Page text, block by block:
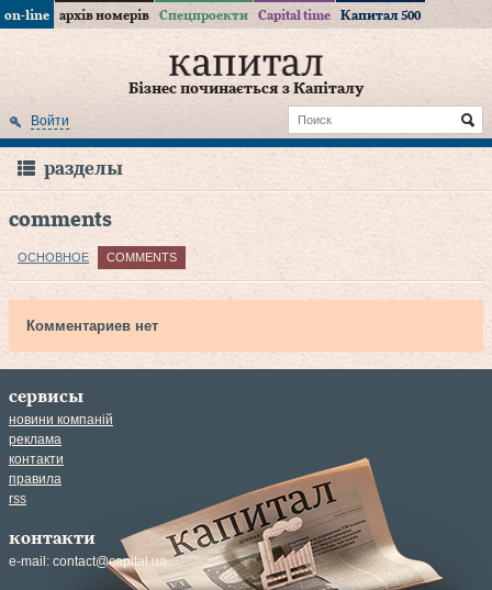
on-line архів номерів Спецпроекти Capital time Капитал 500
Бізнес починається з Капіталу
Войти
разделы
comments
ОСНОВНОЕ COMMENTS
Комментариев нет
сервисы
новини компаній
реклама
контакти
правила
rss
контакти
e-mail: contact@capital.ua